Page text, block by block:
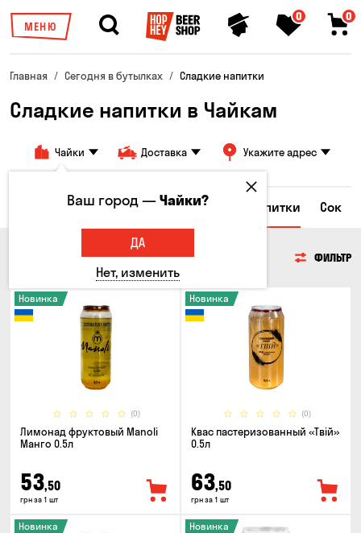
МЕНЮ
0 0
Главная Сегодня в бутылках Сладкие напитки
Сладкие напитки в Чайкам
Чайки Доставка Укажите адрес
Энергетические напитки Сладкие напитки Сок
СЛАДКИЕ НАПИТКИ ФИЛЬТР
(0)
Новинка
Лимонад фруктовый Manoli
Манго 0.5л
53,50
грн за 1 шт
(0)
Новинка
Квас пастеризованный «Твій»
0.5л
63,50
грн за 1 шт
Новинка Новинка
Ваш город —Чайки?
ДА
Нет, изменить